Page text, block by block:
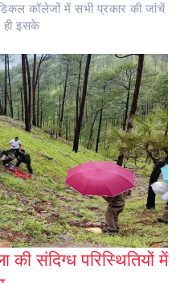
कॉलेजों में सभी प्रकार की जांचें
ही इसके
संदिग्ध परिस्थितियों में